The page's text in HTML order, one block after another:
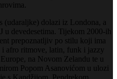
(udaraljke) dolazi iz Londona, a
u devedesetima. Tijekom 2000-ih
prepoznatljiv po stilu koji ima
afro ritmove, latin, funk i jazzy
na Novom Zelandu te u
Popom Asanovićom u ulozi
s Kandžijom, Pendrekom,